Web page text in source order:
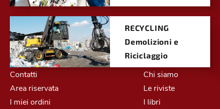
RECYCLING
Demolizioni e
Riciclaggio
Contatti
Area riservata
I miei ordini
Chi siamo
Le riviste
I libri